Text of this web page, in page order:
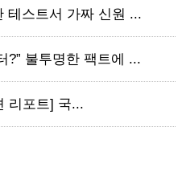
테스트서 가짜 신원 ...
?” 불투명한 팩트에 ...
리포트] 국...